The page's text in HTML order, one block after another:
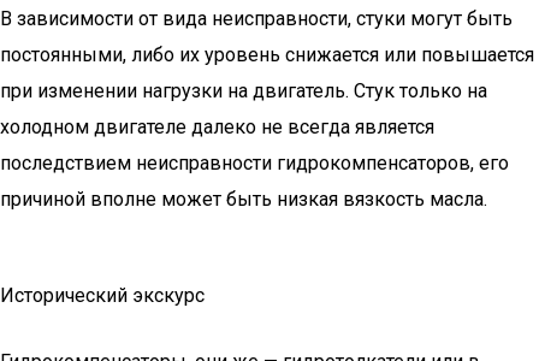
В зависимости от вида неисправности, стуки могут быть
постоянными, либо их уровень снижается или повышается
при изменении нагрузки на двигатель. Стук только на
холодном двигателе далеко не всегда является
последствием неисправности гидрокомпенсаторов, его
причиной вполне может быть низкая вязкость масла.
Исторический экскурс